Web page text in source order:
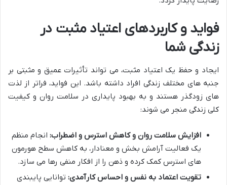
فواید و کاربردهای اعتیاد مثبت در
زندگی شما
ایجاد و حفظ یک اعتیاد مثبت، می تواند تأثیرات عمیق و مثبتی بر
جنبه های مختلف زندگی افراد داشته باشد. این فواید، فراتر از لذت
های زودگذر هستند و به بهبود پایداری در سلامت روان و کیفیت
کلی زندگی منجر می شوند:
افزایش سلامت روان و کاهش استرس و اضطراب: انجام منظم
یک فعالیت آرامش بخش و معنادار، به کاهش سطح هورمون
های استرس کمک کرده و ذهن را از افکار منفی رها می سازد.
تقویت اعتماد به نفس و احساس کارآمدی: توانایی پایبندی